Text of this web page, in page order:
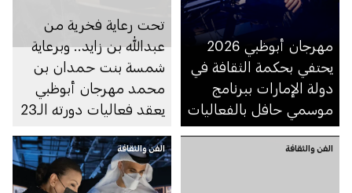
مهرجان أبوظبي 2026
يحتفي بحكمة الثقافة في
دولة الإمارات ببرنامج
موسمي حافل بالفعاليات
تحت رعاية فخرية من
عبدالله بن زايد.. وبرعاية
شمسة بنت حمدان بن
محمد مهرجان أبوظبي
يعقد فعاليات دورته الـ23
الفن والثقافة الفن والثقافة